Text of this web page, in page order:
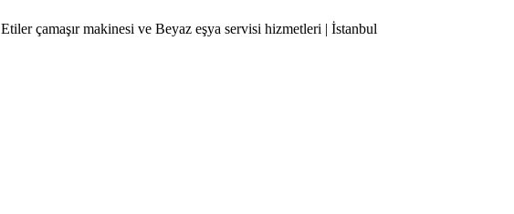
Etiler çamaşır makinesi ve Beyaz eşya servisi hizmetleri | İstanbul